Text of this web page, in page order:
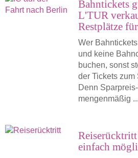
Bahntickets
L'TUR
Restplätze
Wer
und keine
buchen, sonst
der Tickets zum
Denn
mengenmäßig ...
einfach